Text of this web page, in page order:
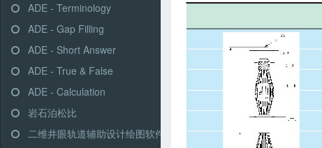
ADE - Terminology
ADE - Gap Filling
ADE - Short Answer
ADE - True & False
ADE - Calculation
岩石泊松比
二维井眼轨道辅助设计绘图软件-高级模式-三段式